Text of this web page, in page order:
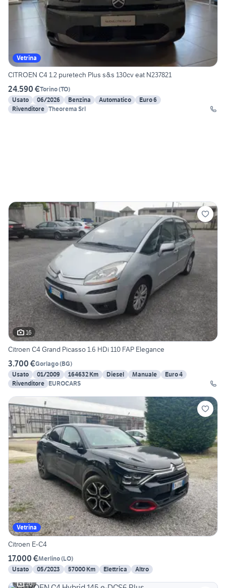
Vetrina
CITROEN C4 1.2 puretech Plus s&s 130cv eat N237821
24.590 €Torino(TO)
Usato
06/2026 Benzina Automatico
Euro 6
Rivenditore Theorema Srl
16
Citroen C4 Grand Picasso 1.6 HDi 110 FAP Elegance
3.700 €Gorlago(BG)
Usato
01/2009 164632 Km Diesel Manuale
Euro 4
Rivenditore EUROCARS
Vetrina
Citroen E-C4
17.000 €Merlino(LO)
Usato
05/2023 57000 Km Elettrica
Altro
20